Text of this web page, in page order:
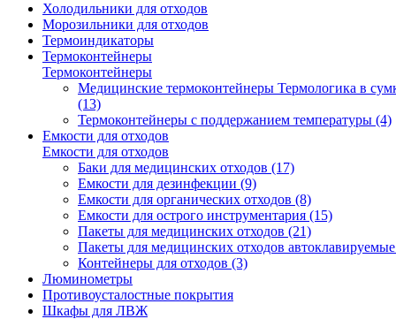
Холодильники для отходов
Морозильники для отходов
Термоиндикаторы
Термоконтейнеры
Термоконтейнеры
Медицинские термоконтейнеры Термологика в
(13)
Термоконтейнеры с поддержанием температуры (4)
Емкости для отходов
Емкости для отходов
Баки для медицинских отходов (17)
Емкости для дезинфекции (9)
Емкости для органических отходов (8)
Емкости для острого инструментария (15)
Пакеты для медицинских отходов (21)
Пакеты для медицинских отходов
Контейнеры для отходов (3)
Люминометры
Противоусталостные покрытия
Шкафы для ЛВЖ